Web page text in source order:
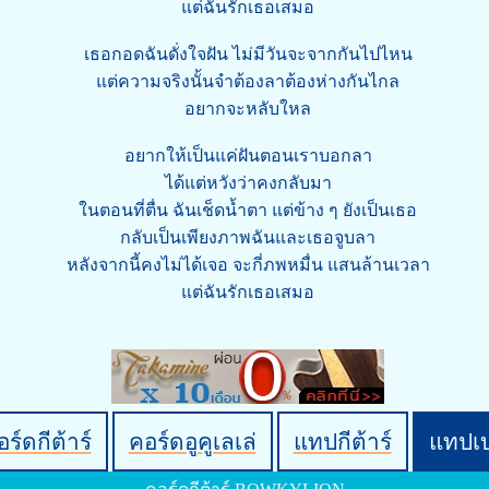
แต่ฉันรักเธอเสมอ
เธอกอดฉันดั่งใจฝัน ไม่มีวันจะจากกันไปไหน
แต่ความจริงนั้นจำต้องลาต้องห่างกันไกล
อยากจะหลับใหล
อยากให้เป็นแค่ฝันตอนเราบอกลา
ได้แต่หวังว่าคงกลับมา
ในตอนที่ตื่น ฉันเช็ดน้ำตา แต่ข้าง ๆ ยังเป็นเธอ
กลับเป็นเพียงภาพฉันและเธอจูบลา
หลังจากนี้คงไม่ได้เจอ จะกี่ภพหมื่น แสนล้านเวลา
แต่ฉันรักเธอเสมอ
ร์ดกีต้าร์ คอร์ดอูคูเลเล่ แทปกีต้าร์ แทปเ